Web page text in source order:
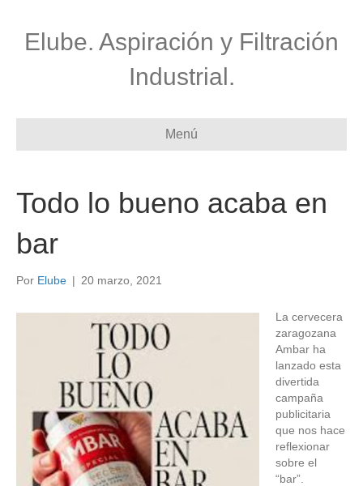
Elube. Aspiración y Filtración
Industrial.
Menú
Todo lo bueno acaba en
bar
Por Elube | 20 marzo, 2021
La cervecera
zaragozana
Ambar ha
lanzado esta
divertida
campaña
publicitaria
que nos hace
reflexionar
sobre el
“bar”.